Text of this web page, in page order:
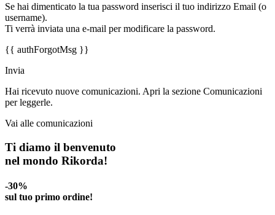
Se hai dimenticato la tua password inserisci il tuo indirizzo Email (o
username).
Ti verrà inviata una e-mail per modificare la password.
{{ authForgotMsg }}
Invia
Hai ricevuto nuove comunicazioni. Apri la sezione Comunicazioni
per leggerle.
Vai alle comunicazioni
Ti diamo il benvenuto
nel mondo Rikorda!
-30%
sul tuo primo ordine!